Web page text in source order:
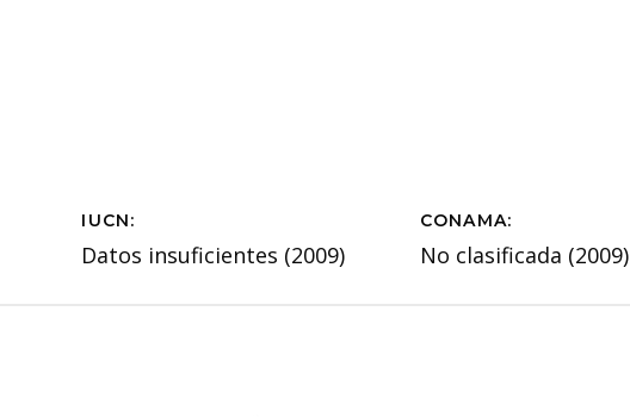
IUCN:
Datos insuficientes (2009)
CONAMA:
No clasificada (2009)